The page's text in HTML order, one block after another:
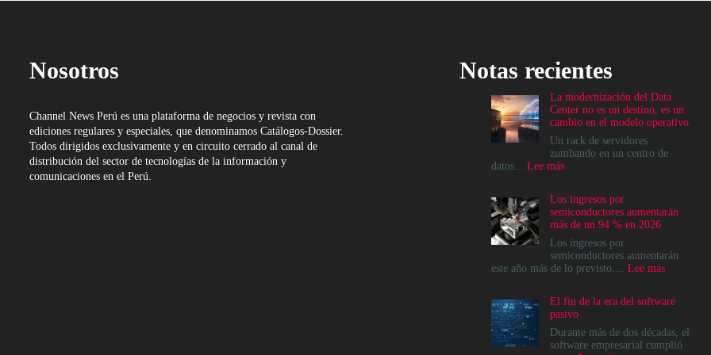
Nosotros
Channel News Perú es una plataforma de negocios y revista con
ediciones regulares y especiales, que denominamos Catálogos-Dossier.
Todos dirigidos exclusivamente y en circuito cerrado al canal de
distribución del sector de tecnologías de la información y
comunicaciones en el Perú.
Notas recientes
La modernización del Data
Center no es un destino, es un
cambio en el modelo operativo
Un rack de servidores
zumbando en un centro de
datos... Lee más:
del
Data
Center
no
es
un
un
cambio
en
el
Los ingresos por
semiconductores aumentarán
más de un 94 % en 2026
Los ingresos por
semiconductores aumentarán
este año más de lo previsto.... Lee más:
por
aumentarán
más
El fin de la era del software
pasivo
Durante más de dos décadas, el
software empresarial cumplió